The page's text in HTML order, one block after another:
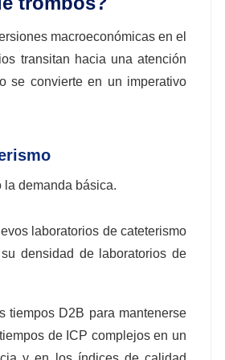
macroeconómicas en el
transitan hacia una atención
se convierte en un imperativo
demanda básica.
laboratorios de cateterismo
densidad de laboratorios de
tiempos D2B para mantenerse
de ICP complejos en un